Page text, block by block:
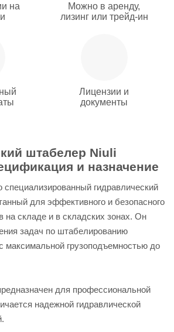
на
Можно в аренду,
лизинг или трейд-ин
Лицензии и
документы
штабелер Niuli
и назначение
гидравлический
для эффективного и безопасного
на складе и в складских зонах. Он
задач по штабелированию
максимальной грузоподъемностью до
для профессиональной
надежной гидравлической